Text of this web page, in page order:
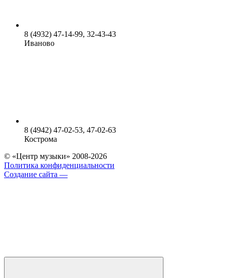
8 (4932) 47-14-99, 32-43-43
Иваново
8 (4942) 47-02-53, 47-02-63
Кострома
© «Центр музыки» 2008-2026
Политика конфиденциальности
Создание сайта —